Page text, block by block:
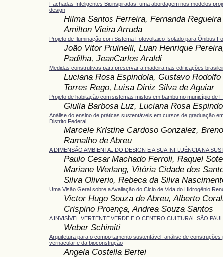
Fachadas Inteligentes Bioinspiradas: uma abordagem nos modelos
design
Hilma Santos Ferreira, Fernanda
Amilton Vieira Arruda
Projeto de Iluminação com Sistema Fotovoltaico Isolado para Ônibus
João Vitor Pruinelli, Luan Henrique
Padilha, JeanCarlos Araldi
Medidas construtivas para preservar a madeira nas edificações
Luciana Rosa Espindola, Gustavo
Torres Rego, Luísa Diniz Silva de Aguiar
Projeto de habitação com sistemas mistos em bambu no município de
Giulia Barbosa Luz, Luciana Rosa
Análise do ensino de práticas sustentáveis em cursos de graduação
Distrito Federal
Marcele Kristine Cardoso Gonzalez,
Ramalho de Abreu
A DIMENSÃO AMBIENTAL DO DESIGN E A SUA INFLUÊNCIA NA
Paulo Cesar Machado Ferroli, Raquel
Mariane Werlang, Vitória Cidade dos
Silva Oliverio, Rebeca da Silva
Uma Visão Geral sobre a Avaliação do Ciclo de Vida do Hidrogênio
Victor Hugo Souza de Abreu, Alberto
Crispino Proença, Andrea Souza Santos
A INVISÍVEL VERTENTE VERDE E O CENTRO CULTURAL SÃO
Weber Schimiti
Arquitetura para o comportamento sustentável: análise de construções
vernacular e da bioconstrução
Angela Costella Bertei